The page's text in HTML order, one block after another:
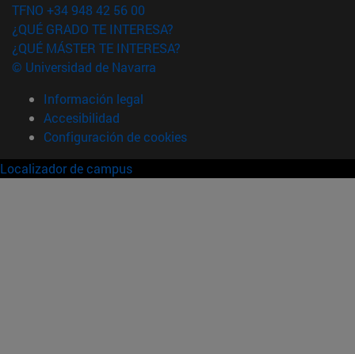
TFNO +34 948 42 56 00
¿QUÉ GRADO TE INTERESA?
¿QUÉ MÁSTER TE INTERESA?
© Universidad de Navarra
Información legal
Accesibilidad
Configuración de cookies
Localizador de campus